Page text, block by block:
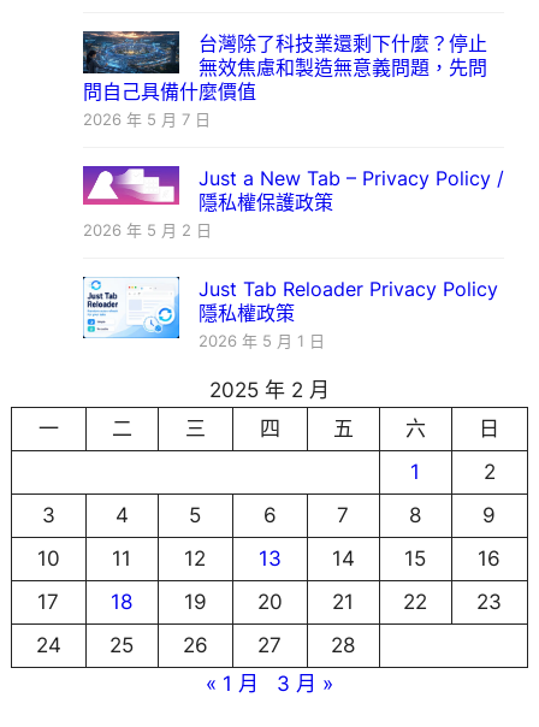
台灣除了科技業還剩下什麼？停止
無效焦慮和製造無意義問題，先問
問自己具備什麼價值
2026 年 5 月 7 日
Just a New Tab – Privacy Policy /
隱私權保護政策
2026 年 5 月 2 日
Just Tab Reloader Privacy Policy
隱私權政策
2026 年 5 月 1 日
2025 年 2 月
一
二 三 四 五 六
日
1
2
3
4 5 6 7 8
9
10
11 12 13 14 15
16
17
18 19 20 21 22
23
24
25 26 27
28
« 1 月
3 月 »